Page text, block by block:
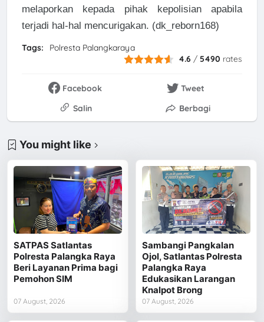
melaporkan kepada pihak kepolisian apabila
terjadi hal-hal mencurigakan. (dk_reborn168)
Tags:
Polresta Palangkaraya
4.6 /5490 rates
Facebook
Tweet
Salin
Berbagi
You might like
SATPAS Satlantas
Polresta Palangka Raya
Beri Layanan Prima bagi
Pemohon SIM
07 August, 2026
Sambangi Pangkalan
Ojol, Satlantas Polresta
Palangka Raya
Edukasikan Larangan
Knalpot Brong
07 August, 2026